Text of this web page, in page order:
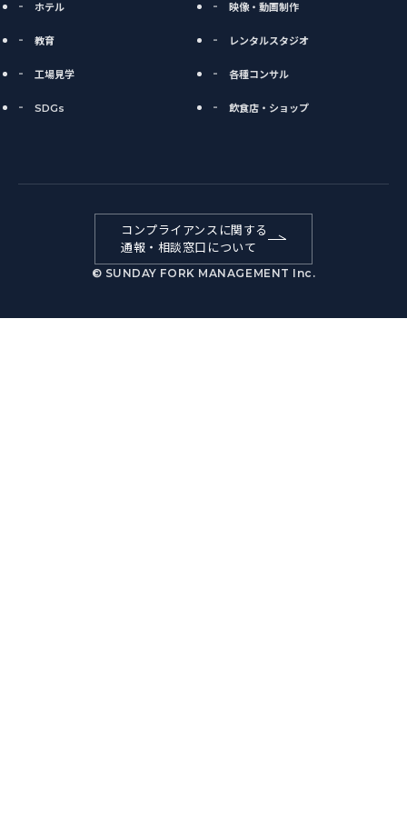
ホテル
教育
工場見学
SDGs
映像・動画制作
レンタルスタジオ
各種コンサル
飲食店・ショップ
コンプライアンスに関する
通報・相談窓口について
© SUNDAY FORK MANAGEMENT Inc.